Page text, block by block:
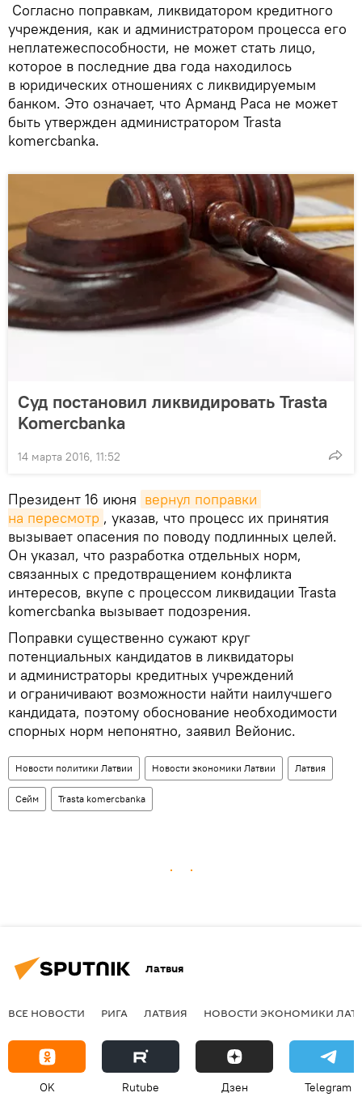
Согласно поправкам, ликвидатором кредитного
учреждения, как и администратором процесса его
неплатежеспособности, не может стать лицо,
которое в последние два года находилось
в юридических отношениях с ликвидируемым
банком. Это означает, что Арманд Раса не может
быть утвержден администратором Trasta
komercbanka.
Суд постановил ликвидировать Trasta
Komercbankа
14 марта 2016, 11:52
Президент 16 июня вернул поправки
на пересмотр , указав, что процесс их принятия
вызывает опасения по поводу подлинных целей.
Он указал, что разработка отдельных норм,
связанных с предотвращением конфликта
интересов, вкупе с процессом ликвидации Trasta
komercbanka вызывает подозрения.
Поправки существенно сужают круг
потенциальных кандидатов в ликвидаторы
и администраторы кредитных учреждений
и ограничивают возможности найти наилучшего
кандидата, поэтому обоснование необходимости
спорных норм непонятно, заявил Вейонис.
Новости политики Латвии Новости экономики Латвии Латвия
Сейм Trasta komercbanka
Латвия
ВСЕ НОВОСТИ РИГА ЛАТВИЯ НОВОСТИ ЭКОНОМИКИ
OK Rutube Дзен Telegram